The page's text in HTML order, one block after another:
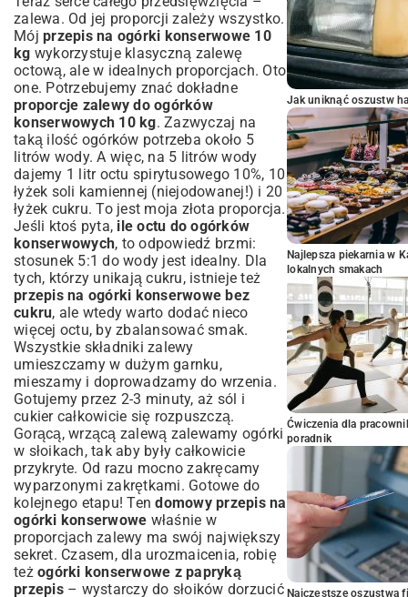
zalewa. Od jej proporcji zależy wszystko.
Mój przepis na ogórki konserwowe 10
kg wykorzystuje klasyczną zalewę
octową, ale w idealnych proporcjach. Oto
one. Potrzebujemy znać dokładne
proporcje zalewy do ogórków
konserwowych 10 kg. Zazwyczaj na
taką ilość ogórków potrzeba około 5
litrów wody. A więc, na 5 litrów wody
dajemy 1 litr octu spirytusowego 10%, 10
łyżek soli kamiennej (niejodowanej!) i 20
łyżek cukru. To jest moja złota proporcja.
Jeśli ktoś pyta, ile octu do ogórków
konserwowych, to odpowiedź brzmi:
stosunek 5:1 do wody jest idealny. Dla
tych, którzy unikają cukru, istnieje też
przepis na ogórki konserwowe bez
cukru, ale wtedy warto dodać nieco
więcej octu, by zbalansować smak.
Wszystkie składniki zalewy
umieszczamy w dużym garnku,
mieszamy i doprowadzamy do wrzenia.
Gotujemy przez 2-3 minuty, aż sól i
cukier całkowicie się rozpuszczą.
Gorącą, wrzącą zalewą zalewamy ogórki
w słoikach, tak aby były całkowicie
przykryte. Od razu mocno zakręcamy
wyparzonymi zakrętkami. Gotowe do
kolejnego etapu! Tendomowy przepis na
ogórki konserwowe właśnie w
proporcjach zalewy ma swój największy
sekret. Czasem, dla urozmaicenia, robię
też ogórki konserwowe z papryką
przepis– wystarczy do słoików dorzucić
Jak uniknąć oszustw
Najlepsza piekarnia w
lokalnych smakach
Ćwiczenia dla
poradnik
Najczęstsze oszustwa